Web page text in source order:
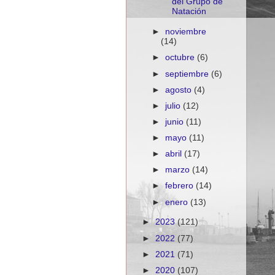
Natación
► noviembre
(14)
►octubre (6)
►septiembre (6)
►agosto (4)
► julio (12)
► junio (11)
► mayo (11)
►abril (17)
► marzo (14)
►febrero (14)
►enero (13)
►2023(121)
► 2022 (77)
► 2021 (71)
► 2020 (107)